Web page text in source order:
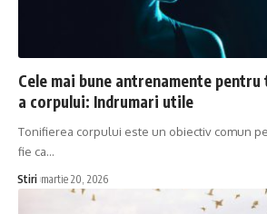
Cele mai bune antrenamente
a corpului: Indrumari utile
Tonifierea corpului este un obiectiv comun
fie ca…
Stiri martie 20, 2026